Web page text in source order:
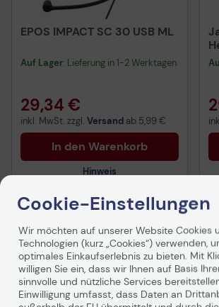
EPOS IMPACT SC 30 USB ML
Auf Lager: Lieferung in 1-2 Werktagen
29,34 €
inkl. MwSt. zzgl. Versand ab 5,99 €
In den Warenkorb
Hinweis
Technisches Produktdatenblatt
Produktbeschreibung
Cookie-Einstellungen
Wir möchten auf unserer Website Cookies
Technologien (kurz „Cookies“) verwenden,
optimales Einkaufserlebnis zu bieten. Mit
willigen Sie ein, dass wir Ihnen auf Basis
sinnvolle und nützliche Services
Einwilligung umfasst, dass Daten an